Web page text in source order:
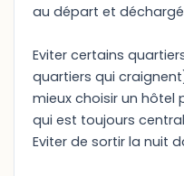
au départ et
Eviter certains
quartiers qui
mieux choisir un hôtel
qui est toujours
Eviter de sortir la nuit